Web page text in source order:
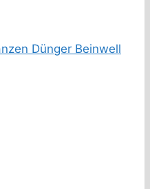
Dünger Beinwell